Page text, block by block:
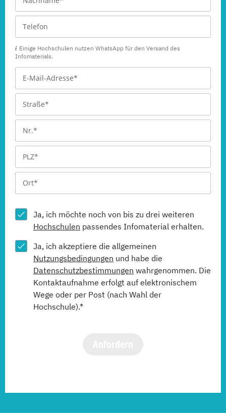
Einige Hochschulen nutzen WhatsApp für den Versand des
Infomaterials.
Ja, ich möchte noch von bis zu drei weiteren
Hochschulen passendes Infomaterial erhalten.
Ja, ich akzeptiere die allgemeinen
Nutzungsbedingungen und habe die
Datenschutzbestimmungen wahrgenommen. Die
Kontaktaufnahme erfolgt auf elektronischem
Wege oder per Post (nach Wahl der
Hochschule).*